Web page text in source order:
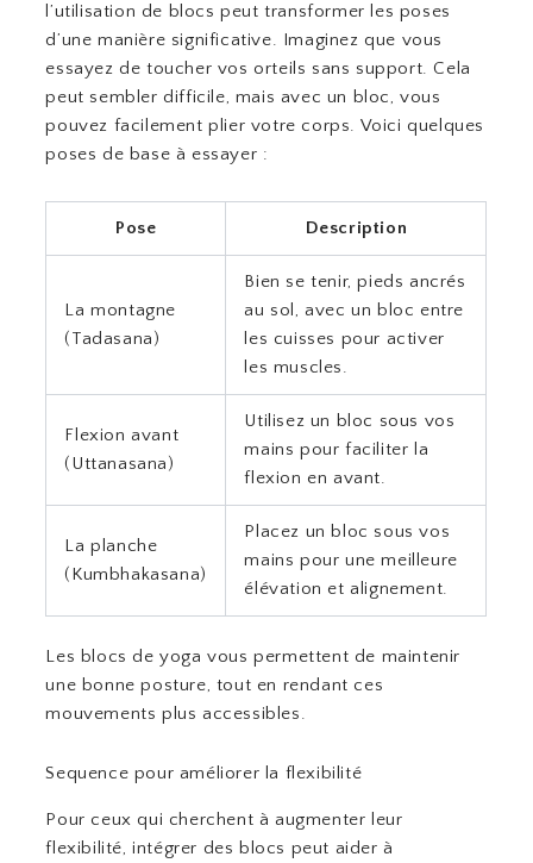
l’utilisation de blocs peut transformer les poses
d’une manière significative. Imaginez que vous
essayez de toucher vos orteils sans support. Cela
peut sembler difficile, mais avec un bloc, vous
pouvez facilement plier votre corps. Voici quelques
poses de base à essayer :
Pose Description
La montagne
(Tadasana)
Bien se tenir, pieds ancrés
au sol, avec un bloc entre
les cuisses pour activer
les muscles.
Flexion avant
(Uttanasana)
Utilisez un bloc sous vos
mains pour faciliter la
flexion en avant.
La planche
(Kumbhakasana)
Placez un bloc sous vos
mains pour une meilleure
élévation et alignement.
Les blocs de yoga vous permettent de maintenir
une bonne posture, tout en rendant ces
mouvements plus accessibles.
Sequence pour améliorer la flexibilité
Pour ceux qui cherchent à augmenter leur
flexibilité, intégrer des blocs peut aider à